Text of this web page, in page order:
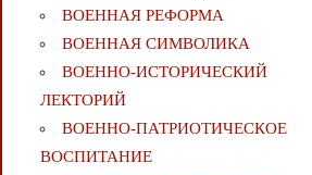
ВОЕННАЯ РЕФОРМА
ВОЕННАЯ СИМВОЛИКА
ВОЕННО-ИСТОРИЧЕСКИЙ
ЛЕКТОРИЙ
ВОЕННО-ПАТРИОТИЧЕСКОЕ
ВОСПИТАНИЕ